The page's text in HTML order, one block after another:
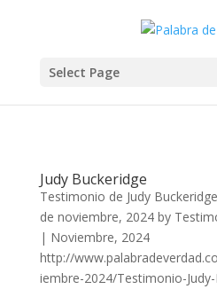
Select Page
Judy Buckeridge
Testimonio de Judy
de noviembre, 2024 by
| Noviembre, 2024
http://
iembre-2024/Testimonio-